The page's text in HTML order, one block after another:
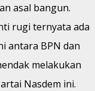
asal bangun.
rugi ternyata ada
antara BPN dan
melakukan
Nasdem ini.